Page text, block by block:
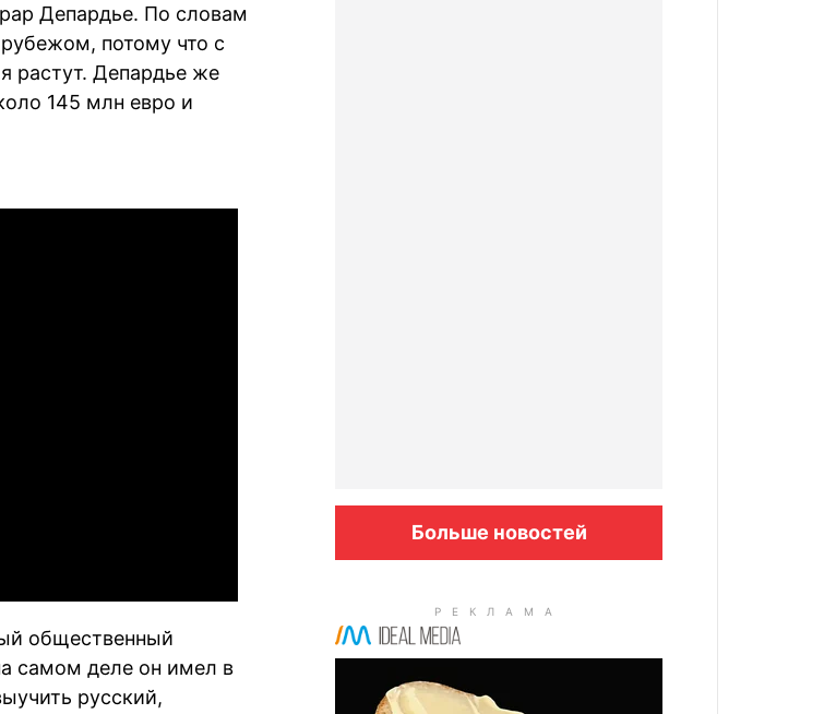
Депардье. По словам
потому что с
растут. Депардье же
145 млн евро и
общественный
самом деле он имел в
русский,
Больше новостей